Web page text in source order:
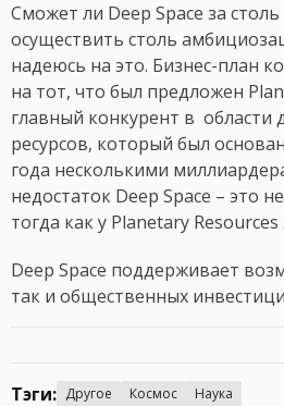
Сможет ли Deep Space за
осуществить столь
надеюсь на это. Бизнес-план
на тот, что был предложен
главный конкурент в области
ресурсов, который был
года несколькими
недостаток Deep Space – это
тогда как у Planetary
Deep Space поддерживает
так и общественных
Тэги: Другое Космос Наука